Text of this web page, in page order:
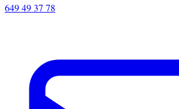
649 49 37 78